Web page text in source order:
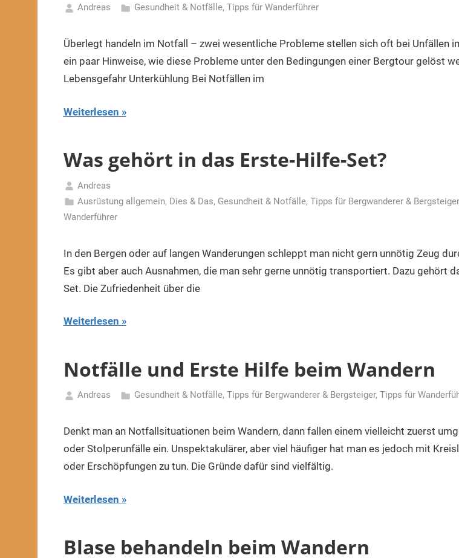
Januar
2023
Andreas Gesundheit & Notfälle, Tipps für Wanderführer
Überlegt handeln im Notfall – zwei wesentliche Probleme stellen sich oft bei Unfällen
ein paar Hinweise, wie diese Probleme unter den Bedingungen einer Bergtour gelöst
Lebensgefahr Unterkühlung Bei Notfällen im
Weiterlesen
Was gehört in das Erste-Hilfe-Set?
19.
Mai
Andreas
Ausrüstung allgemein, Dies & Das, Gesundheit & Notfälle, Tipps für Bergwanderer & Bergsteiger
Wanderführer
In den Bergen oder auf langen Wanderungen schleppt man nicht gern unnötig Zeug
Es gibt aber auch Ausnahmen, die man sehr gerne unnötig transportiert. Dazu gehört
Set. Die Zufriedenheit über die
Weiterlesen
Notfälle und Erste Hilfe beim Wandern
Mai
2020
Andreas Gesundheit & Notfälle, Tipps für Bergwanderer & Bergsteiger, Tipps für
Denkt man an Notfallsituationen beim Wandern, dann fallen einem vielleicht zuerst
oder Stolperunfälle ein. Unspektakulärer, aber viel häufiger hat man es jedoch mit
oder Erschöpfungen zu tun. Die Gründe dafür sind vielfältig.
Weiterlesen
Blase behandeln beim Wandern